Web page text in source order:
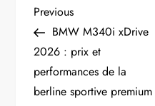
N
a
v
Previous
Post
Previous
BMW M340i xDrive
2026 : prix et
performances de la
berline sportive premium